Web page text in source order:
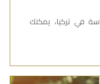
في تركيا، يمكنك